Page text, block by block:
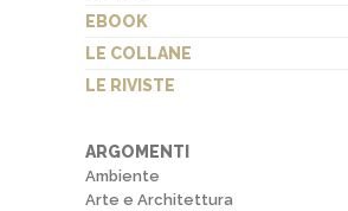
EBOOK
LE COLLANE
LE RIVISTE
ARGOMENTI
Ambiente
Arte e Architettura